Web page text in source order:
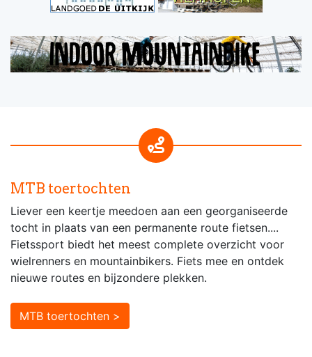
MTB toertochten
Liever een keertje meedoen aan een georganiseerde
tocht in plaats van een permanente route fietsen....
Fietssport biedt het meest complete overzicht voor
wielrenners en mountainbikers. Fiets mee en ontdek
nieuwe routes en bijzondere plekken.
MTB toertochten >